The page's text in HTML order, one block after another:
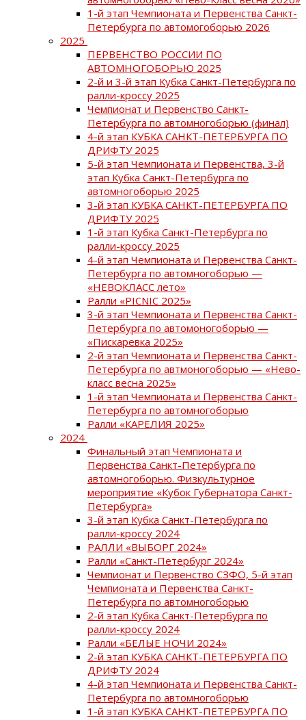
1-й этап Чемпионата и Первенства Санкт-
Петербурга по автомогоборью 2026
2025
ПЕРВЕНСТВО РОССИИ ПО
АВТОМНОГОБОРЬЮ 2025
2-й и 3-й этап Кубка Санкт-Петербурга по
ралли-кроссу 2025
Чемпионат и Первенство Санкт-
Петербурга по автомногоборью (финал)
4-й этап КУБКА САНКТ-ПЕТЕРБУРГА ПО
ДРИФТУ 2025
5-й этап Чемпионата и Первенства, 3-й
этап Кубка Санкт-Петербурга по
автомногоборью 2025
3-й этап КУБКА САНКТ-ПЕТЕРБУРГА ПО
ДРИФТУ 2025
1-й этап Кубка Санкт-Петербурга по
ралли-кроссу 2025
4-й этап Чемпионата и Первенства Санкт-
Петербурга по автомногоборью —
«НЕВОКЛАСС лето»
Ралли «PICNIC 2025»
3-й этап Чемпионата и Первенства Санкт-
Петербурга по автомоногоборью —
«Пискаревка 2025»
2-й этап Чемпионата и Первенства Санкт-
Петербурга по автмоногоборью — «Нево-
класс весна 2025»
1-й этап Чемпионата и Первенства Санкт-
Петербурга по автомногоборью
Ралли «КАРЕЛИЯ 2025»
2024
Финальный этап Чемпионата и
Первенства Санкт-Петербурга по
автомногоборью. Физкультурное
мероприятие «Кубок Губернатора Санкт-
Петербурга»
3-й этап Кубка Санкт-Петербурга по
ралли-кроссу 2024
РАЛЛИ «ВЫБОРГ 2024»
Ралли «Санкт-Петербург 2024»
Чемпионат и Первенство СЗФО, 5-й этап
Чемпионата и Первенства Санкт-
Петербурга по автомногоборью
2-й этап Кубка Санкт-Петербурга по
ралли-кроссу 2024
Ралли «БЕЛЫЕ НОЧИ 2024»
2-й этап КУБКА САНКТ-ПЕТЕРБУРГА ПО
ДРИФТУ 2024
4-й этап Чемпионата и Первенства Санкт-
Петербурга по автомногоборью
1-й этап КУБКА САНКТ-ПЕТЕРБУРГА ПО